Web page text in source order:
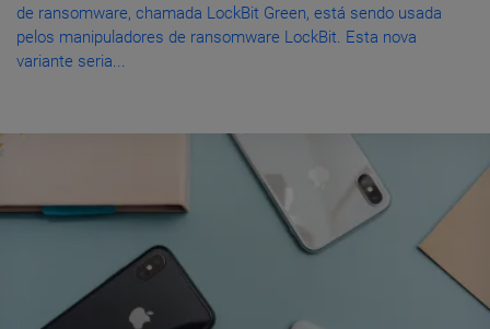
de ransomware, chamada LockBit Green, está sendo usada
pelos manipuladores de ransomware LockBit. Esta nova
variante seria...